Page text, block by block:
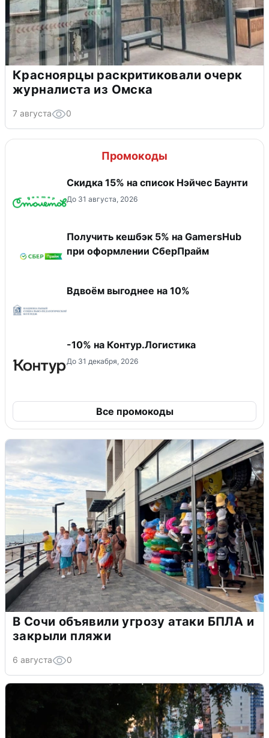
Красноярцы раскритиковали очерк
журналиста из Омска
7 августа 0
Промокоды
Скидка 15% на список Нэйчес Баунти
До 31 августа, 2026
Получить кешбэк 5% на GamersHub
при оформлении СберПрайм
Вдвоём выгоднее на 10%
-10% на Контур.Логистика
До 31 декабря, 2026
Все промокоды
В Сочи объявили угрозу атаки БПЛА и
закрыли пляжи
6 августа 0